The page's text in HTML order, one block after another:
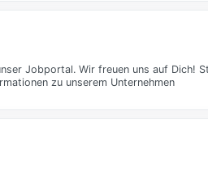
Jobportal. Wir freuen uns auf Dich!
zu unserem Unternehmen